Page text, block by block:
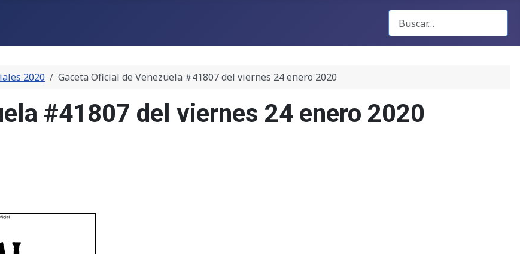
Buscar Gacetas
2020 Gaceta Oficial de Venezuela #41807 del viernes 24 enero 2020
#41807 del viernes 24 enero 2020